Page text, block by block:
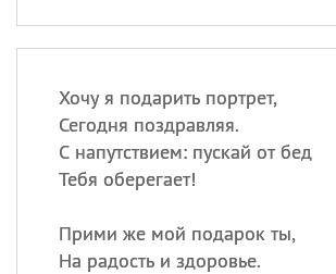
Хочу я подарить портрет,
Сегодня поздравляя.
С напутствием: пускай от бед
Тебя оберегает!
Прими же мой подарок ты,
На радость и здоровье.